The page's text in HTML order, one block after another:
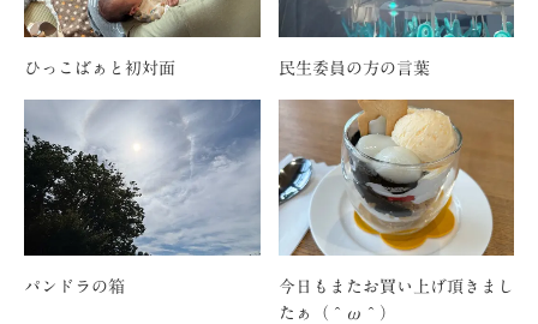
ひっこばぁと初対面 民生委員の方の言葉
パンドラの箱
今日もまたお買い上げ頂きまし
たぁ（＾ω＾）